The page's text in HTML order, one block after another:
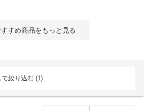
すすめ商品をもっと見る
絞り込む (1)